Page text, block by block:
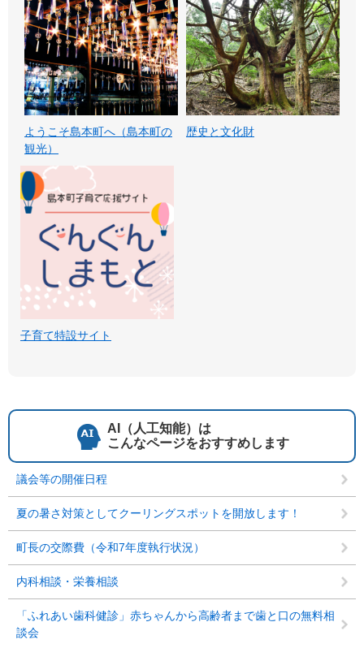
ようこそ島本町へ（島本町の
観光）
歴史と文化財
子育て特設サイト
AI（人工知能）は
こんなページをおすすめします
議会等の開催日程
夏の暑さ対策としてクーリングスポットを開放します！
町長の交際費（令和7年度執行状況）
内科相談・栄養相談
「ふれあい歯科健診」赤ちゃんから高齢者まで歯と口の無料相
談会